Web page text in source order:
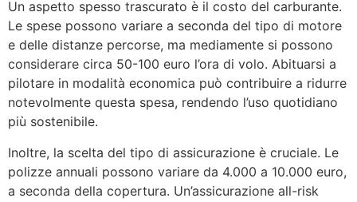
Un aspetto spesso trascurato è il costo del carburante.
Le spese possono variare a seconda del tipo di motore
e delle distanze percorse, ma mediamente si possono
considerare circa 50-100 euro l’ora di volo. Abituarsi a
pilotare in modalità economica può contribuire a ridurre
notevolmente questa spesa, rendendo l’uso quotidiano
più sostenibile.
Inoltre, la scelta del tipo di assicurazione è cruciale. Le
polizze annuali possono variare da 4.000 a 10.000 euro,
a seconda della copertura. Un’assicurazione all-risk